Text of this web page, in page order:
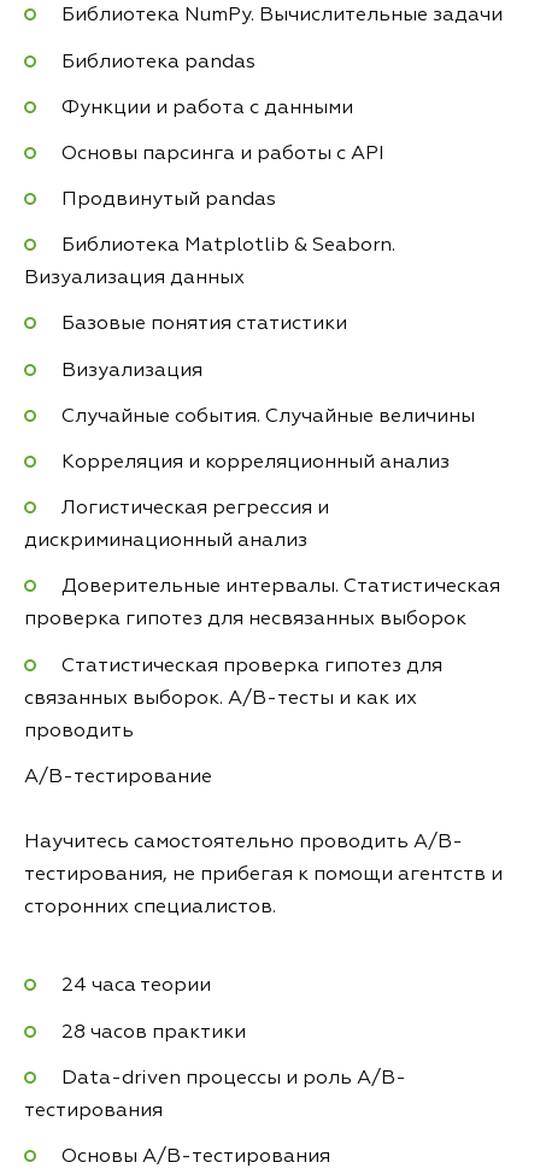
Библиотека NumPy. Вычислительные задачи
Библиотека pandas
Функции и работа с данными
Основы парсинга и работы с API
Продвинутый pandas
Библиотека Matplotlib & Seaborn.
Визуализация данных
Базовые понятия статистики
Визуализация
Случайные события. Случайные величины
Корреляция и корреляционный анализ
Логистическая регрессия и
дискриминационный анализ
Доверительные интервалы. Статистическая
проверка гипотез для несвязанных выборок
Статистическая проверка гипотез для
связанных выборок. A/B-тесты и как их
проводить
A/B-тестирование
Научитесь самостоятельно проводить A/B-
тестирования, не прибегая к помощи агентств и
сторонних специалистов.
24 часа теории
28 часов практики
Data-driven процессы и роль A/B-
тестирования
Основы A/B-тестирования